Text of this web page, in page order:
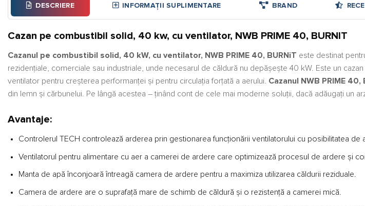
DESCRIERE INFORMAȚII SUPLIMENTARE BRAND
Cazan pe combustibil solid, 40 kw, cu ventilator, NWB PRIME 40, BURNIT
Cazanul pe combustibil solid, 40 kW, cu ventilator, NWB PRIME 40, BURNiT este destinat
rezidențiale, comerciale sau industriale, unde necesarul de căldură nu depășește 40 kW. Este un
ventilator pentru creșterea performanței și pentru circulația forțată a aerului. Cazanul NWB PRIME 40,
din lemn și cărbunelui. Pe lângă acestea – ținând cont de cele mai moderne soluții, dacă adăugați un
Avantaje:
Controlerul TECH controlează arderea prin gestionarea funcționării ventilatorului cu posibilitatea
Ventilatorul pentru alimentare cu aer a camerei de ardere care optimizează procesul de ardere și
Manta de apă înconjoară întreagă camera de ardere pentru a maximiza utilizarea căldurii reziduale.
Camera de ardere are o suprafață mare de schimb de căldură și o rezistență a camerei mică.